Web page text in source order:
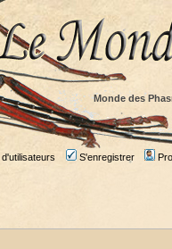
Monde des
S'enregistrer